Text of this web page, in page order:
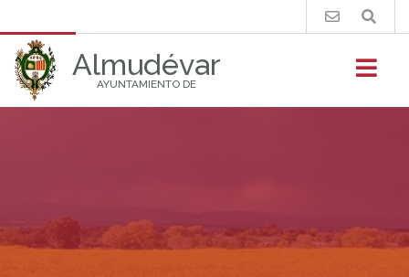
Almudévar
AYUNTAMIENTO DE
Buscar